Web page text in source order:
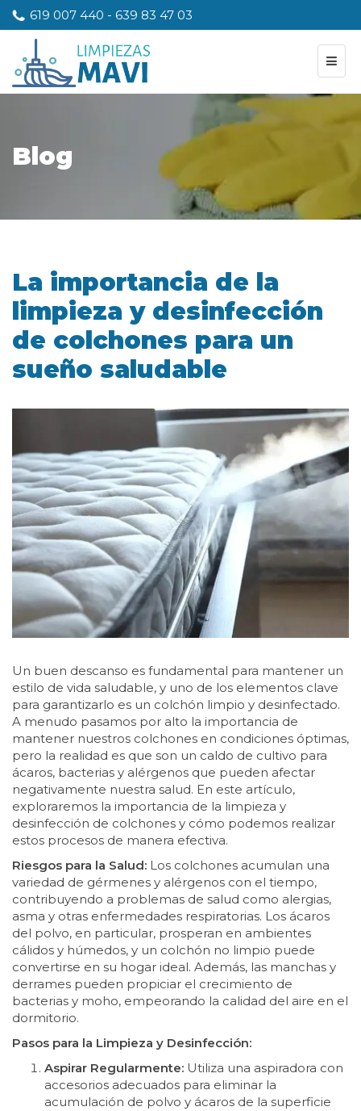
619 007 440 - 639 83 47 03
Blog
La importancia de la
limpieza y desinfección
de colchones para un
sueño saludable
Un buen descanso es fundamental para mantener un
estilo de vida saludable, y uno de los elementos clave
para garantizarlo es un colchón limpio y desinfectado.
A menudo pasamos por alto la importancia de
mantener nuestros colchones en condiciones óptimas,
pero la realidad es que son un caldo de cultivo para
ácaros, bacterias y alérgenos que pueden afectar
negativamente nuestra salud. En este artículo,
exploraremos la importancia de la limpieza y
desinfección de colchones y cómo podemos realizar
estos procesos de manera efectiva.
Riesgos para la Salud: Los colchones acumulan una
variedad de gérmenes y alérgenos con el tiempo,
contribuyendo a problemas de salud como alergias,
asma y otras enfermedades respiratorias. Los ácaros
del polvo, en particular, prosperan en ambientes
cálidos y húmedos, y un colchón no limpio puede
convertirse en su hogar ideal. Además, las manchas y
derrames pueden propiciar el crecimiento de
bacterias y moho, empeorando la calidad del aire en el
dormitorio.
Pasos para la Limpieza y Desinfección:
Aspirar Regularmente: Utiliza una aspiradora con
accesorios adecuados para eliminar la
acumulación de polvo y ácaros de la superficie